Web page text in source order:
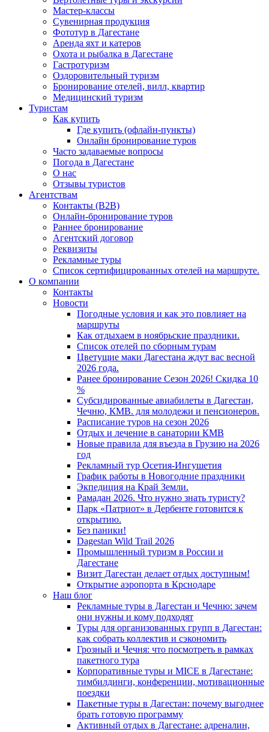
Мастер-классы
Сувенирная продукция
Фототур в Дагестане
Аренда яхт и катеров
Охота и рыбалка в Дагестане
Гастротуризм
Оздоровительный туризм
Бронирование отелей, вилл, квартир
Медицинский туризм
Туристам
Как купить
Где купить (офлайн-пункты)
Онлайн бронирование туров
Часто задаваемые вопросы
Погода в Дагестане
О нас
Отзывы туристов
Агентствам
Контакты (B2B)
Онлайн-бронирование туров
Раннее бронирование
Агентский договор
Реквизиты
Рекламные туры
Список сертифицированных отелей на маршруте.
О компании
Контакты
Новости
Погодные условия и как это повлияет на
маршруты
Как отдыхаем в ноябрьские праздники.
Список отелей по сборным турам
Цветущие маки Дагестана ждут вас весной
2026 года.
Ранее бронирование Сезон 2026! Скидка 10
%
Субсидированные авиабилеты в Дагестан,
Чечню, КМВ. для молодежи и пенсионеров.
Расписание туров на сезон 2026
Отдых и лечение в санатории КМВ
Новые правила для въезда в Грузию на 2026
год
Рекламный тур Осетия-Ингушетия
График работы в Новогодние праздники
Экпедиция на Край Земли.
Рамадан 2026. Что нужно знать туристу?
Парк «Патриот» в Дербенте готовится к
открытию.
Без паники!
Dagestan Wild Trail 2026
Промышленный туризм в России и
Дагестане
Визит Дагестан делает отдых доступным!
Открытие аэропорта в Крснодаре
Наш блог
Рекламные туры в Дагестан и Чечню: зачем
они нужны и кому подходят
Туры для организованных групп в Дагестан:
как собрать коллектив и сэкономить
Грозный и Чечня: что посмотреть в рамках
пакетного тура
Корпоративные туры и MICE в Дагестане:
тимбилдинги, конференции, мотивационные
поездки
Пакетные туры в Дагестан: почему выгоднее
брать готовую программу
Активный отдых в Дагестане: адреналин,